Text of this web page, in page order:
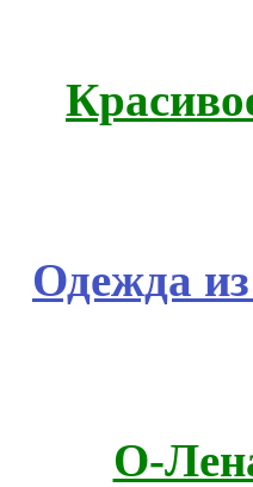
Одежда
О-